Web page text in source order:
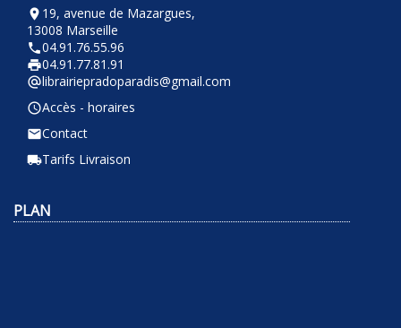
room 19, avenue de Mazargues,
13008 Marseille
phone04.91.76.55.96
local_printshop04.91.77.81.91
alternate_emaillibrairiepradoparadis@gmail.com
query_builderAccès - horaires
emailContact
local_shippingTarifs Livraison
PLAN